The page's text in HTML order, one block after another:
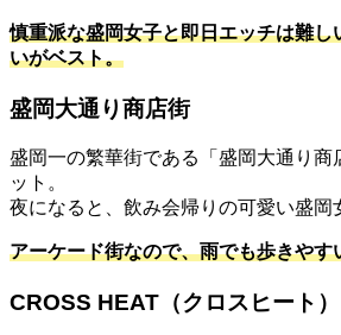
慎重派な盛岡女子と即日エッチは難し
いがベスト。
盛岡大通り商店街
盛岡一の繁華街である「盛岡大通り商
ット。
夜になると、飲み会帰りの可愛い盛岡
アーケード街なので、雨でも歩きやす
CROSS HEAT（クロスヒート）